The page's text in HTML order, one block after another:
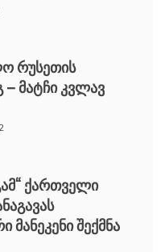
რუსეთის
– მატჩი კვლავ
ქართველი
შექმნა